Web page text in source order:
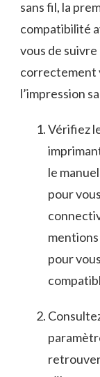
sans fil, ‍la
compatibilité
vous de
correctement
l’impression
Vérifiez
le
pour
mentions
pour